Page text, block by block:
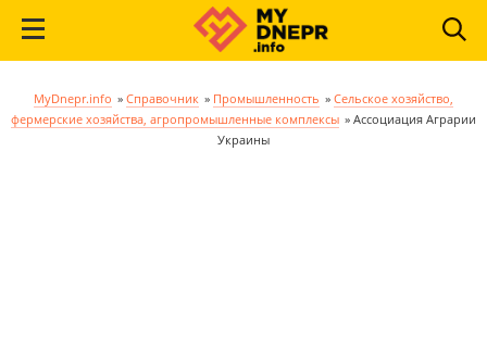
MyDnepr.info » Справочник » Промышленность » Сельское хозяйство,
фермерские хозяйства, агропромышленные комплексы » Ассоциация Аграрии
Украины